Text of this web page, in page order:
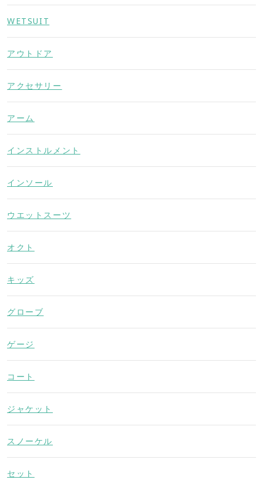
WETSUIT
アウトドア
アクセサリー
アーム
インストルメント
インソール
ウエットスーツ
オクト
キッズ
グローブ
ゲージ
コート
ジャケット
スノーケル
セット